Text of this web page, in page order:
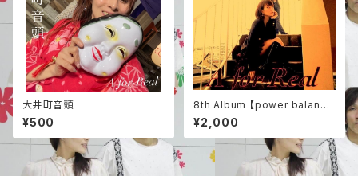
大井町音頭
¥500
8th Album 【power balanc
e】
¥2,000